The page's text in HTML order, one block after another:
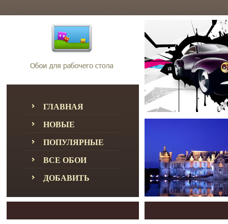
ГЛАВНАЯ
НОВЫЕ
ПОПУЛЯРНЫЕ
ВСЕ ОБОИ
ДОБАВИТЬ